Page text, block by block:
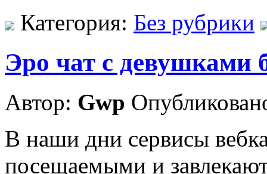
Категория: Без рубрики
Эро чат с девушками
Автор: Gwp
В наши дни сервисы
посещаемыми и